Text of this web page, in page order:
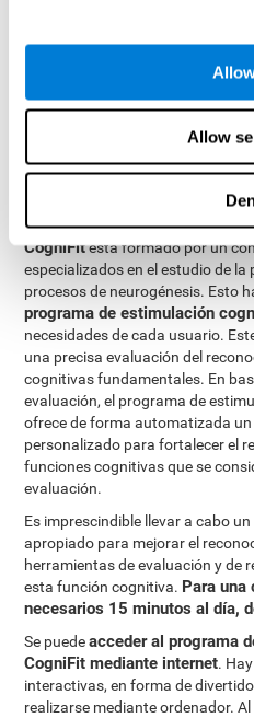
Allow
ofrecemos la posibilidad de
Laplasticidad cerebrales la
reconocimiento y de las
dispone de una batería
rehabilitar los déficits en el
cognitivas. El cerebro y sus
con el uso de las funciones que
si ejercitamos frecuentemente el
cerebrales de las estructuras
CogniFitestá formado por un
especializados en el estudio de
procesos de neurogénesis. Esto
programa de estimulación
necesidades de cada usuario.
una precisa evaluación del
cognitivas fundamentales. En
evaluación, el programa de
ofrece de forma automatizada
personalizado para fortalecer el
funciones cognitivas que se
evaluación.
Es imprescindible llevar a cabo
apropiado para mejorar el
herramientas de evaluación y de
esta función cognitiva. Para una
necesarios 15 minutos al día,
Se puedeacceder al programa
CogniFit mediante internet.
interactivas, en forma de
realizarse mediante ordenador.